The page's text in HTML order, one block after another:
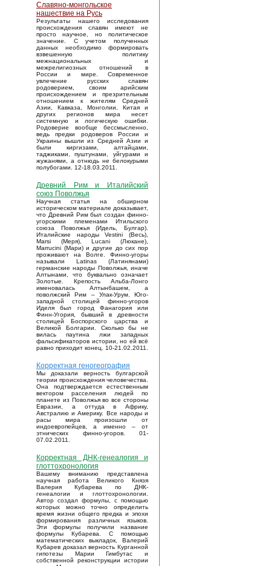
Славяно-монгольское
нашествие на Русь
Результаты нашего исследования
происхождения славян имеют не
просто научное, но политическое
значение. С учетом полученных
данных необходимо формировать
взвешенную политику
межнациональных и
межрелигиозных отношений в
России и мире. Современное
увлечение русских славян
родоверием, своим арийским
происхождением и презрительным
отношением к жителям Средней
Азии, Кавказа, Монголии, Китая и
других регионов мира несет
системную и логическую ошибки.
Родоверие вообще бессмысленно,
ведь предки родоверов России и
Украины вышли из Средней Азии и
были киргизами, алтайцами,
таджиками, пуштунами, уйгурами и
жужанями, а отнюдь не белокурыми
полубогами. 12-18.03.2011.
Древний Рим и Италийский
союз Поволжья
Научная статья на обширном
историческом материале доказывает,
что Древний Рим был создан финно-
угорскими племенами Итильского
союза Поволжья (Идель, Булгар).
Италийские народы Vestini (Весь),
Marsi (Меря), Lucani (Люкане),
Marrucini (Мари) и другие до сих пор
проживают на Волге. Финно-угоры
называли Latinas (Латинянами)
германские народы Поволжья, иначе
Алтынами, что буквально означает
Золотые. Крепость Альба-Лонго
именовалась Алтынбашем, а
поволжский Рим – Улак-Урум. Юго-
западной столицей финно-угоров
Иделя был город Фанагория или
Финн-Угория, бывший в древности
столицей Боспорского царства и
Великой Болгарии. Сколько бы не
вилась паутина лжи западных
фальсификаторов истории, но ей всё
равно приходит конец. 10-21.02.2011.
Корректная геногеография
Мы доказали верность булгарской
теории происхождения человечества.
Она подтверждается естественным
вектором расселения людей по
планете из Поволжья во все стороны
Евразии, а оттуда в Африку,
Австралию и Америку. Все народы и
расы мира произошли от
индоевропейцев, а именно – от
этнических финно-угоров. 01-
07.02.2011.
Корректная ДНК-генеалогия и
глоттохронология
Вашему вниманию представлена
научная работа Великого Князя
Валерия Кубарева по ДНК-
генеалогии и глоттохронологии.
Автор создал формулы, с помощью
которых можно точно определить
время жизни общего предка и эпохи
формирования различных языков.
Эти формулы получили название
формулы Кубарева. С помощью
математических выкладок, Валерий
Кубарев доказал верность Курганной
гипотезы Марии Гимбутас и
собственной реконструкции истории